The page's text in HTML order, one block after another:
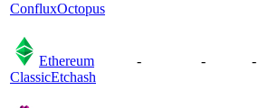
ConfluxOctopus
Ethereum
ClassicEtchash
- - -